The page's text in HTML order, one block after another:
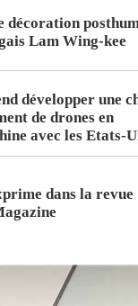
décoration
Lam Wing-kee
développer une
de drones en
avec les Etats-
dans la revue